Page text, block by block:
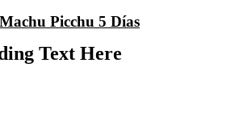
Picchu 5 Días
Text Here